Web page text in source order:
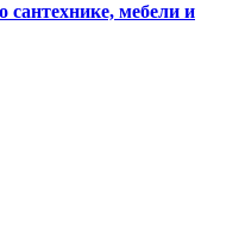
мебели и